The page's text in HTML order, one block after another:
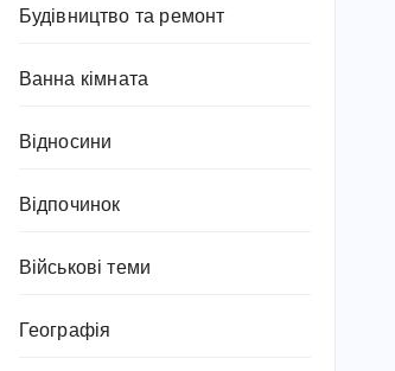
Будівництво та ремонт
Ванна кімната
Відносини
Відпочинок
Військові теми
Географія